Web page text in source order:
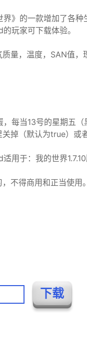
》的一款增加了各
玩家可下载体验。
量，温度，SAN值，
每当13号的星期五
掉（默认为true）或
用于：我的世界1.7.10
不得商用和正当使用。